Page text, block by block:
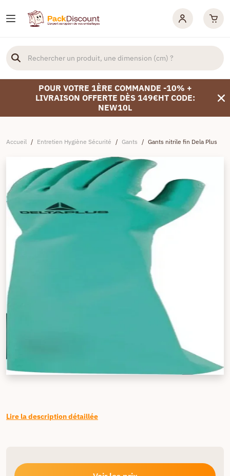
POUR VOTRE 1ÈRE COMMANDE -10% +
LIVRAISON OFFERTE DÈS 149€HT CODE:
NEW10L
Accueil / Entretien Hygiène Sécurité / Gants / Gants nitrile fin Dela Plus
Lire la description détaillée